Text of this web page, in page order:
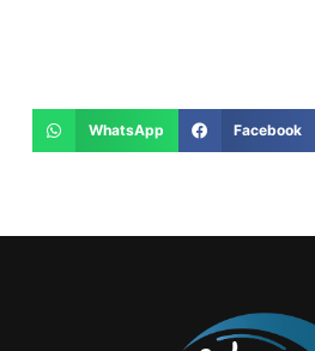
WhatsApp Facebook